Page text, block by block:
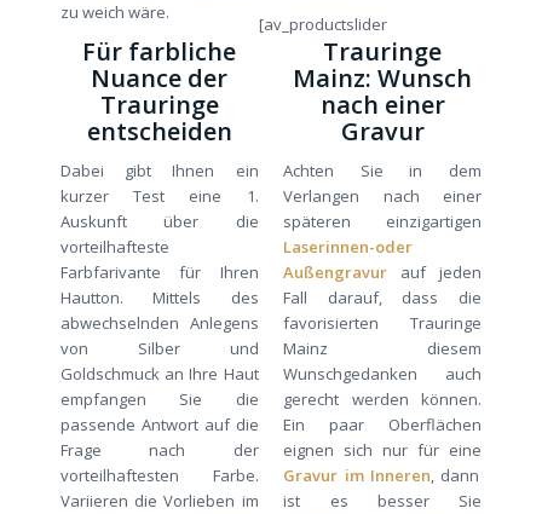
zu weich wäre.
Für farbliche
Nuance der
Trauringe
entscheiden
Dabei gibt Ihnen ein
kurzer Test eine 1.
Auskunft über die
vorteilhafteste
Farbfarivante für Ihren
Hautton. Mittels des
abwechselnden Anlegens
von Silber und
Goldschmuck an Ihre Haut
empfangen Sie die
passende Antwort auf die
Frage nach der
vorteilhaftesten Farbe.
Variieren die Vorlieben im
Trauringe
Mainz: Wunsch
nach einer
Gravur
Achten Sie in dem
Verlangen nach einer
späteren einzigartigen
Laserinnen-oder
Außengravur auf jeden
Fall darauf, dass die
favorisierten Trauringe
Mainz diesem
Wunschgedanken auch
gerecht werden können.
Ein paar Oberflächen
eignen sich nur für eine
Gravur im Inneren, dann
ist es besser Sie
[av_productslider